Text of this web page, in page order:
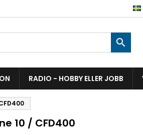

RADIO - HOBBY ELLER JOBB
10 / CFD400